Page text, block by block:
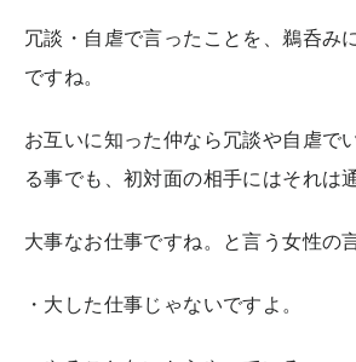
冗談・自虐で言ったことを、鵜呑み
ですね。
お互いに知った仲なら冗談や自虐で
る事でも、初対面の相手にはそれは
大事なお仕事ですね。と言う女性の
・大した仕事じゃないですよ。